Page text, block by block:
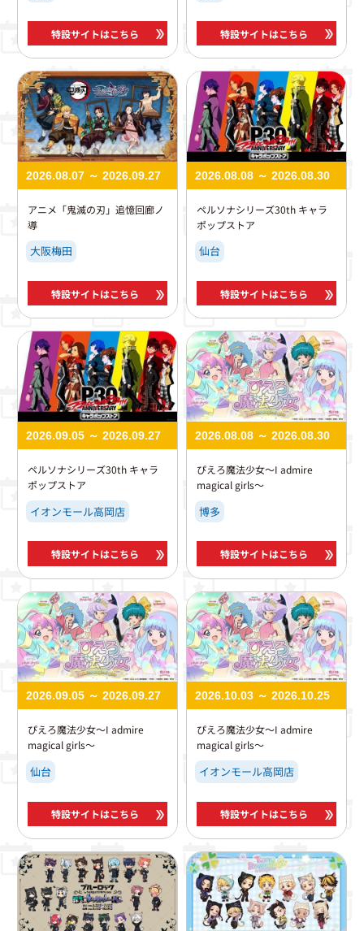
特設サイトはこちら 特設サイトはこちら
2026.08.07 ～ 2026.09.27
アニメ「鬼滅の刃」追憶回廊ノ
導
大阪梅田
特設サイトはこちら
2026.08.08 ～ 2026.08.30
ペルソナシリーズ30th​ キャラ
ポップストア
仙台
特設サイトはこちら
2026.09.05 ～ 2026.09.27
ペルソナシリーズ30th​ キャラ
ポップストア
イオンモール高岡店
特設サイトはこちら
2026.08.08 ～ 2026.08.30
ぴえろ魔法少女～I admire
magical girls～
博多
特設サイトはこちら
2026.09.05 ～ 2026.09.27
ぴえろ魔法少女～I admire
magical girls～
仙台
特設サイトはこちら
2026.10.03 ～ 2026.10.25
ぴえろ魔法少女～I admire
magical girls～
イオンモール高岡店
特設サイトはこちら